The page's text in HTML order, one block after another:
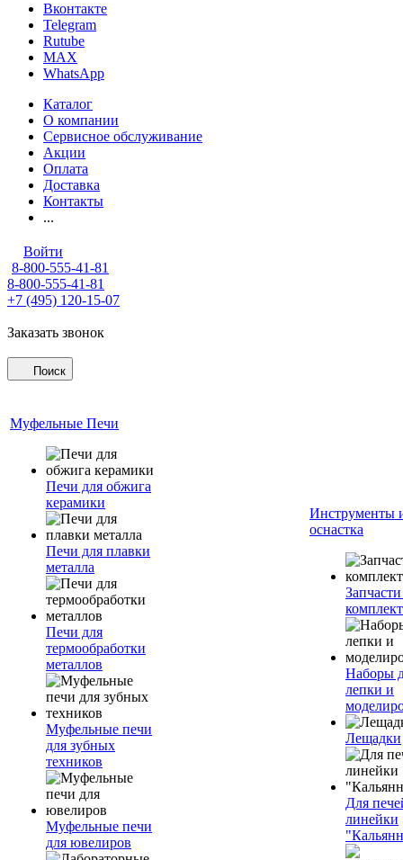
Вконтакте
Telegram
Rutube
MAX
WhatsApp
Каталог
О компании
Сервисное обслуживание
Акции
Оплата
Доставка
Контакты
...
Войти
8-800-555-41-81
8-800-555-41-81
+7 (495) 120-15-07
Заказать звонок
Поиск
Муфельные Печи
Печи для обжига
керамики
Печи для плавки
металла
Печи для
термообработки
металлов
Муфельные печи
для зубных
техников
Муфельные печи
для ювелиров
Инструменты
оснастка
Наборы
лепки и
Лещадки
Для
линейки